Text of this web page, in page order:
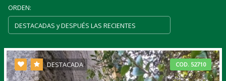
ORDEN:
DESTACADA COD. 52710